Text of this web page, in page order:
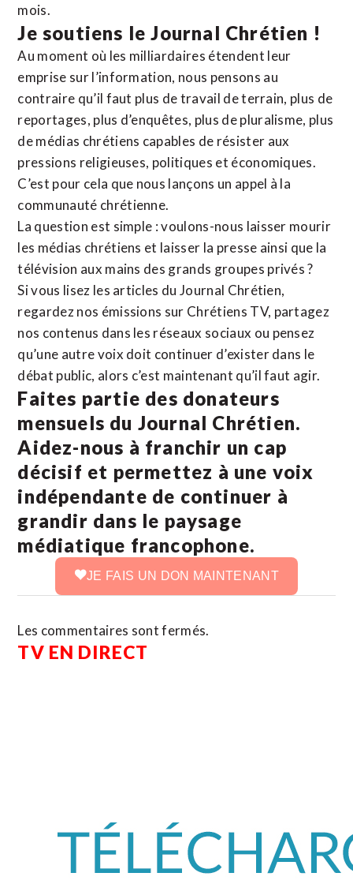
mois.
Je soutiens le Journal Chrétien !
Au moment où les milliardaires étendent leur
emprise sur l’information, nous pensons au
contraire qu’il faut plus de travail de terrain, plus de
reportages, plus d’enquêtes, plus de pluralisme, plus
de médias chrétiens capables de résister aux
pressions religieuses, politiques et économiques.
C’est pour cela que nous lançons un appel à la
communauté chrétienne.
La question est simple : voulons-nous laisser mourir
les médias chrétiens et laisser la presse ainsi que la
télévision aux mains des grands groupes privés ?
Si vous lisez les articles du Journal Chrétien,
regardez nos émissions sur Chrétiens TV, partagez
nos contenus dans les réseaux sociaux ou pensez
qu’une autre voix doit continuer d’exister dans le
débat public, alors c’est maintenant qu’il faut agir.
Faites partie des donateurs
mensuels du Journal Chrétien.
Aidez-nous à franchir un cap
décisif et permettez à une voix
indépendante de continuer à
grandir dans le paysage
médiatique francophone.
JE FAIS UN DON MAINTENANT
Les commentaires sont fermés.
TV EN DIRECT